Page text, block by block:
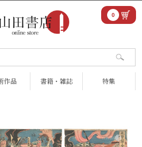
作品 書籍・雑誌 特集
0